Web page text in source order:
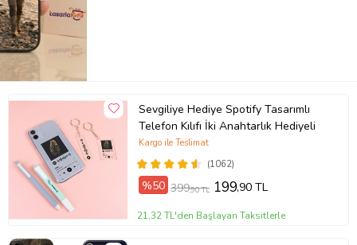
Sevgiliye Hediye Spotify Tasarımlı
Telefon Kılıfı İki Anahtarlık Hediyeli
(1062)
Kargo ile Teslimat
%50 399,90 TL 199,90 TL
21,32 TL'den Başlayan Taksitlerle